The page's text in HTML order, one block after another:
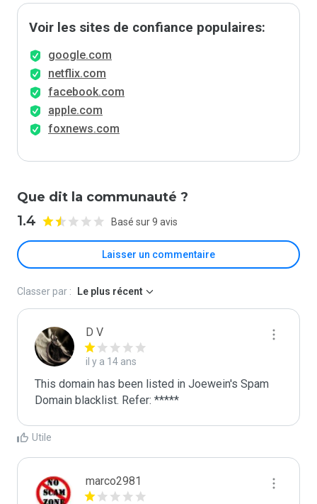
Voir les sites de confiance populaires:
google.com
netflix.com
facebook.com
apple.com
foxnews.com
Que dit la communauté ?
1.4 Basé sur 9 avis
Laisser un commentaire
Classer par : Le plus récent
D V
il y a 14 ans
This domain has been listed in Joewein's Spam
Domain blacklist. Refer: *****
Utile
marco2981